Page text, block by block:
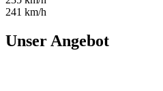
241 km/h
Unser Angebot